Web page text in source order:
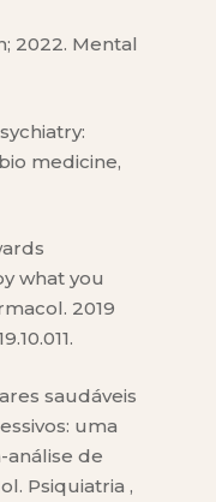
2022. Mental
medicine,
what you
2019
saudáveis
uma
análise de
Psiquiatria ,